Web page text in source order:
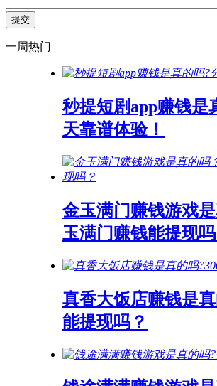
一周热门
秒提短剧app赚钱是
天靠谱体验！
金玉满门赚钱游戏
玉满门赚钱能提现吗
真香大饭店赚钱是
能提现吗？